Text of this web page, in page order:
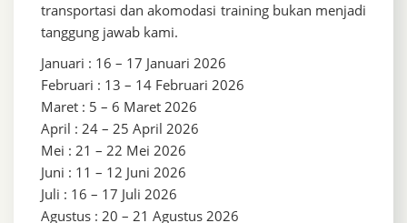
transportasi dan akomodasi training bukan menjadi
tanggung jawab kami.
Januari : 16 – 17 Januari 2026
Februari : 13 – 14 Februari 2026
Maret : 5 – 6 Maret 2026
April : 24 – 25 April 2026
Mei : 21 – 22 Mei 2026
Juni : 11 – 12 Juni 2026
Juli : 16 – 17 Juli 2026
Agustus : 20 – 21 Agustus 2026